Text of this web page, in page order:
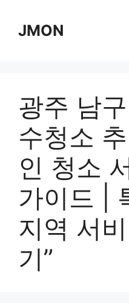
contentJMON
광주 남
수청소
인 청소
가이드 |
지역 서
기”